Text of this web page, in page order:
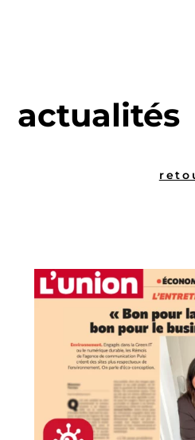
actualités